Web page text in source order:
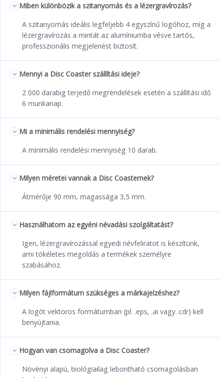
Miben különbözik a szitanyomás és a lézergravírozás?
A szitanyomás ideális legfeljebb 4 egyszínű logóhoz, míg a
lézergravírozás a mintát az alumíniumba vésve tartós,
professzionális megjelenést biztosít.
Mennyi a Disc Coaster szállítási ideje?
2 000 darabig terjedő megrendelések esetén a szállítási idő
6 munkanap.
Mi a minimális rendelési mennyiség?
A minimális rendelési mennyiség 10 darab.
Milyen méretei vannak a Disc Coasternek?
Átmérője 90 mm, magassága 3,5 mm.
Használhatom az egyéni névadási szolgáltatást?
Igen, lézergravírozással egyedi névfeliratot is készítünk,
ami tökéletes megoldás a termékek személyre
szabásához.
Milyen fájlformátum szükséges a márkajelzéshez?
A logót vektoros formátumban (pl. .eps, .ai vagy .cdr) kell
benyújtania.
Hogyan van csomagolva a Disc Coaster?
Növényi alapú, biológiailag lebontható csomagolásban